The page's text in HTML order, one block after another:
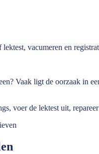
vacumeren en
Vaak ligt de oorzaak in
voer de lektest uit,